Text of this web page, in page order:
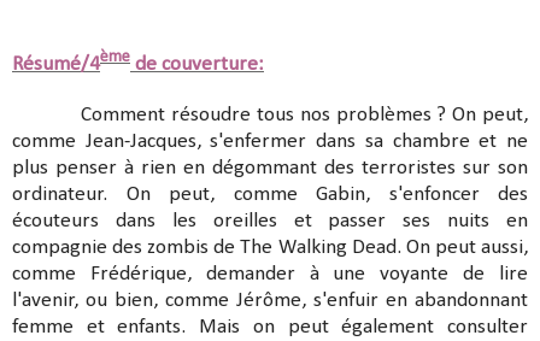
Résumé/4ème de couverture:
Comment résoudre tous nos problèmes ? On peut,
comme Jean-Jacques, s'enfermer dans sa chambre et ne
plus penser à rien en dégommant des terroristes sur son
ordinateur. On peut, comme Gabin, s'enfoncer des
écouteurs dans les oreilles et passer ses nuits en
compagnie des zombis de The Walking Dead. On peut aussi,
comme Frédérique, demander à une voyante de lire
l'avenir, ou bien, comme Jérôme, s'enfuir en abandonnant
femme et enfants. Mais on peut également consulter